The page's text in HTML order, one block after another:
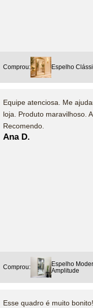
Comprou: Espelho
Equipe atenciosa. Me
loja. Produto maravilhoso.
Recomendo.
Ana D.
Comprou:
Espelho
Amplitude
Esse quadro é muito